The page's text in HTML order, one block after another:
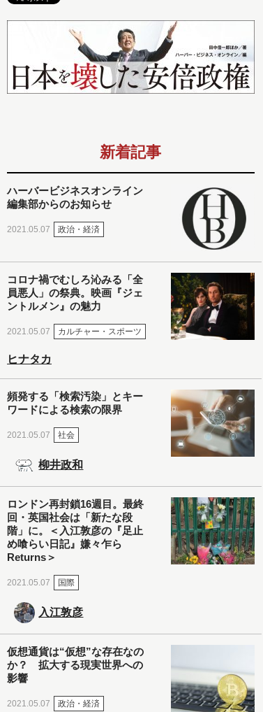
新着記事
ハーバービジネスオンライン
編集部からのお知らせ
2021.05.07 政治・経済
コロナ禍でむしろ沁みる「全
員悪人」の祭典。映画『ジェ
ントルメン』の魅力
2021.05.07 カルチャー・スポーツ
ヒナタカ
頻発する「検索汚染」とキー
ワードによる検索の限界
2021.05.07 社会
柳井政和
ロンドン再封鎖16週目。最終
回・英国社会は「新たな段
階」に。＜入江敦彦の『足止
め喰らい日記』嫌々乍ら
Returns＞
2021.05.07 国際
入江敦彦
仮想通貨は“仮想”な存在なの
か？ 拡大する現実世界への
影響
2021.05.07 政治・経済